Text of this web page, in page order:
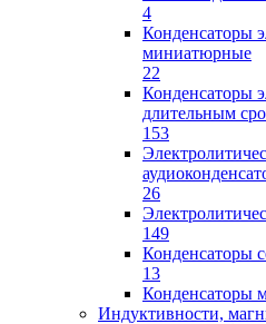
4
Конденсаторы
миниатюрные
22
Конденсаторы
длительным
153
26
149
Конденсаторы
13
Конденсаторы
Индуктивности,